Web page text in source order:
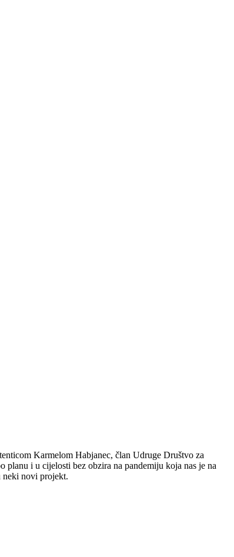
Karmelom Habjanec, član Udruge Društvo za
i u cijelosti bez obzira na pandemiju koja nas je na
neki novi projekt.